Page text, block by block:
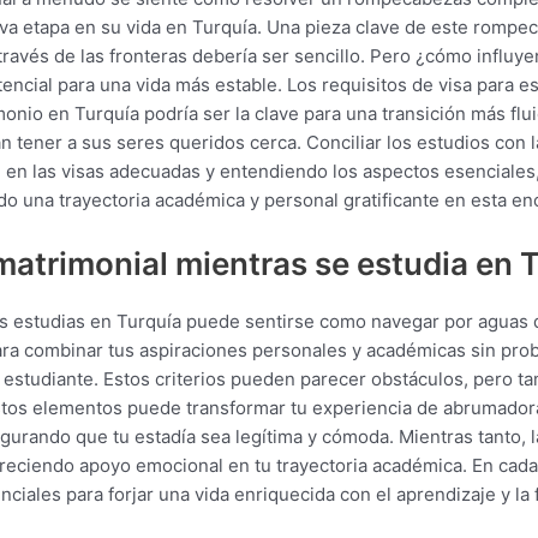
etapa en su vida en Turquía. Una pieza clave de este
de las fronteras debería ser sencillo. Pero ¿cómo
para una vida más estable. Los requisitos de visa para
en Turquía podría ser la clave para una transición más
tener a sus seres queridos cerca. Conciliar los estudios con
las visas adecuadas y entendiendo los aspectos
una trayectoria académica y personal gratificante en esta
mientras se estudia en
en Turquía puede sentirse como navegar por aguas
combinar tus aspiraciones personales y académicas sin
Estos criterios pueden parecer obstáculos, pero
elementos puede transformar tu experiencia de
que tu estadía sea legítima y cómoda. Mientras tanto,
apoyo emocional en tu trayectoria académica. En
para forjar una vida enriquecida con el aprendizaje y